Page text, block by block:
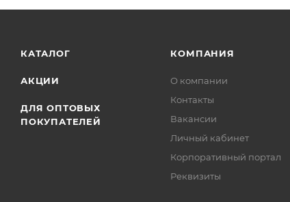
КАТАЛОГ
АКЦИИ
ДЛЯ ОПТОВЫХ
ПОКУПАТЕЛЕЙ
КОМПАНИЯ
О компании
Контакты
Вакансии
Личный кабинет
Корпоративный портал
Реквизиты